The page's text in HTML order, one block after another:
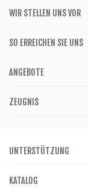
WIR STELLEN UNS VOR
SO ERREICHEN SIE UNS
ANGEBOTE
ZEUGNIS
UNTERSTÜTZUNG
KATALOG